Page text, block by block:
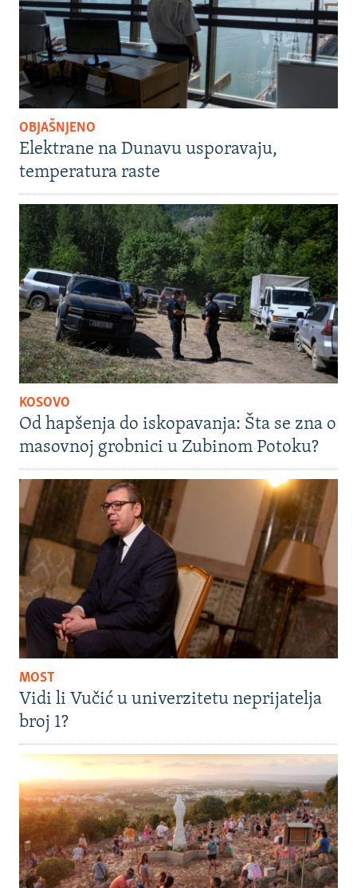
OBJAŠNJENO
Elektrane na Dunavu usporavaju,
temperatura raste
KOSOVO
Od hapšenja do iskopavanja: Šta se zna o
masovnoj grobnici u Zubinom Potoku?
MOST
Vidi li Vučić u univerzitetu neprijatelja
broj 1?